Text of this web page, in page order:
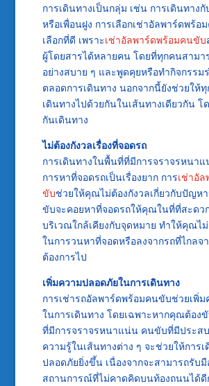
การเดินทางเป็นกลุ่ม เช่น การเดินทาง
หรือเพื่อนฝูง การเลือกเช่าอัลพาร์ดพร้อ
เลือกที่ดี เพราะเช่าอัลพาร์ดพร้อมคนขับ
ผู้โดยสารได้หลายคน โดยที่ทุกคนสามา
อย่างสบาย ๆ และพูดคุยหรือทำกิจกรรม
ตลอดการเดินทาง นอกจากนี้ยังช่วยให้
เดินทางไปด้วยกันในเส้นทางเดียวกัน โ
กันเดินทาง
ไม่ต้องกังวลเรื่องที่จอดรถ
การเดินทางในพื้นที่ที่มีการจราจรหนา
การหาที่จอดรถเป็นเรื่องยาก การเช่าอั
ขับช่วยให้คุณไม่ต้องกังวลเกี่ยวกับปัญห
ขับจะคอยหาที่จอดรถให้คุณในที่ที่สะดว
บริเวณใกล้เคียงกับจุดหมาย ทำให้คุณไม่
ในการวนหาที่จอดหรือลงจากรถที่ไกล
ต้องการไป
เพิ่มความปลอดภัยในการเดินทาง
การเช่ารถอัลพาร์ดพร้อมคนขับช่วยเพิ่
ในการเดินทาง โดยเฉพาะหากคุณต้อง
ที่มีการจราจรหนาแน่น คนขับที่มีประส
ความรู้ในเส้นทางต่าง ๆ จะช่วยให้การเ
ปลอดภัยยิ่งขึ้น เนื่องจากจะสามารถรับมื
สถานการณ์ที่ไม่คาดคิดบนท้องถนนได้ดี